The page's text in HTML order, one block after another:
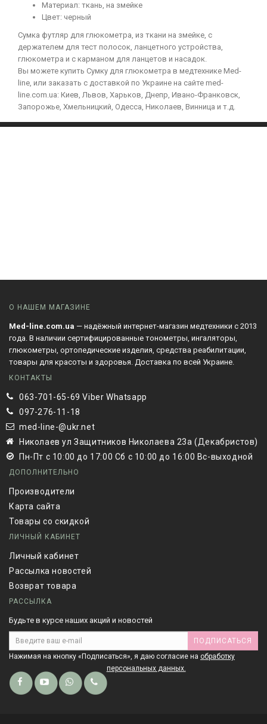
Материал: ткань, на змейке
Цвет: черный
Сумка футляр для глюкометра, из ткани на змейке, с
держателем для тест полосок, ланцетного устройства,
глюкометра и с карманом для ланцетов и насадок.
Вы можете купить Сумку для глюкометра в медтехнике Med-
line, или заказать с доставкой по Украине на сайте med-
line.com.ua: Киев, Львов, Харьков, Днепр, Ивано-Франковск,
Запорожье, Хмельницкий, Одесса, Николаев, Винница и т.д.
О НАШЕМ МАГАЗИНЕ
Med-line.com.ua — надёжный интернет-магазин медтехники с 2013
года. В наличии сертифицированные тонометры, ингаляторы,
глюкометры, ортопедические изделия, средства реабилитации,
товары для красоты и здоровья. Доставка по всей Украине.
КОНТАКТЫ
063-701-65-69 Viber Whatsapp
097-276-11-18
med-line-@ukr.net
Николаев ул Защитников Николаева 23а (Декабристов)
Пн-Пт с 10:00 до 17:00 Сб с 10:00 до 16:00 Вс-выходной
ДОПОЛНИТЕЛЬНО
Производители
Карта сайта
Товары со скидкой
ЛИЧНЫЙ КАБИНЕТ
Личный кабинет
Рассылка новостей
Возврат товара
РАССЫЛКА
Будьте в курсе наших акций и новостей
ПОДПИСАТЬСЯ
Нажимая на кнопку «Подписаться», я даю cогласие на обработку
персональных данных.